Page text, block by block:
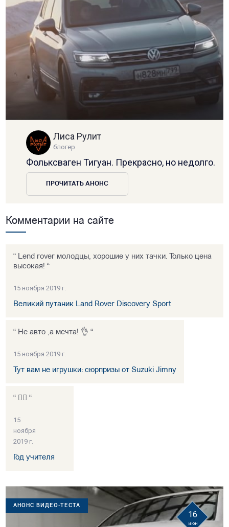
Лиса Рулит
блогер
Фольксваген Тигуан. Прекрасно, но недолго.
ПРОЧИТАТЬ АНОНС
Комментарии на сайте
“ Lend rover молодцы, хорошие у них тачки. Только цена
высокая! “
15 ноября 2019 г.
Великий путаник Land Rover Discovery Sport
“ Не авто ,а мечта! 👌 “
15 ноября 2019 г.
Тут вам не игрушки: сюрпризы от Suzuki Jimny
“ 👍🏻 “
15
ноября
2019 г.
Год учителя
АНОНС ВИДЕО-ТЕСТА
16
июн